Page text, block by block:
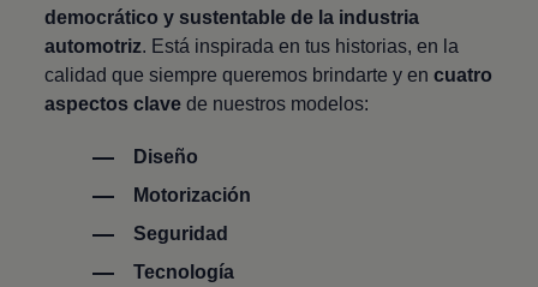
democrático y sustentable de la industria
automotriz. Está inspirada en tus historias, en la
calidad que siempre queremos brindarte y en cuatro
aspectos clave de nuestros modelos:
Diseño
Motorización
Seguridad
Tecnología